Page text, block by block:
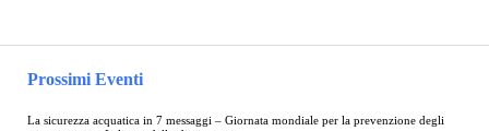
Prossimi Eventi
La sicurezza acquatica in 7 messaggi – Giornata mondiale per la prevenzione degli